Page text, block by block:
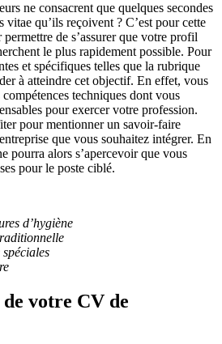
ne consacrent que quelques secondes
vitae qu’ils reçoivent ? C’est pour cette
de s’assurer que votre profil
le plus rapidement possible. Pour
et spécifiques telles que la rubrique
à atteindre cet objectif. En effet, vous
techniques dont vous
pour exercer votre profession.
pour mentionner un savoir-faire
que vous souhaitez intégrer. En
pourra alors s’apercevoir que vous
pour le poste ciblé.
d’hygiène
votre CV de